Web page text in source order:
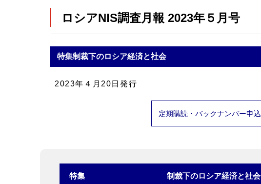
ロシアNIS調査月報 2023年５月号
特集制裁下のロシア経済と社会
2023年４月20日発行
定期購読・バックナンバー申込
特集 制裁下のロシア経済と社会